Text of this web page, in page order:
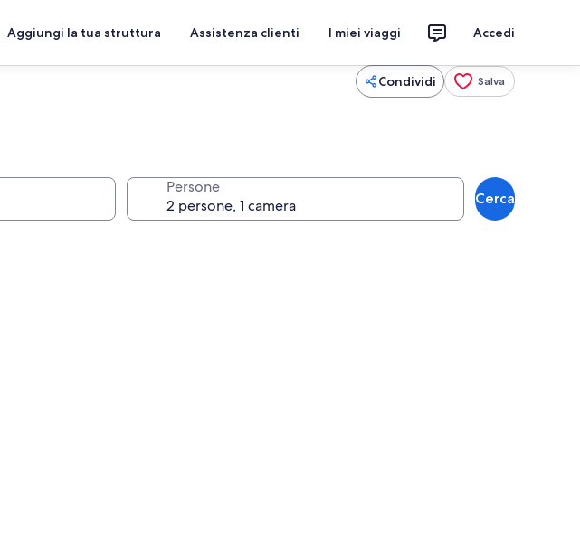
Aggiungi la tua struttura Assistenza clienti I miei viaggi Accedi
Condividi Salva
Persone
Cerca